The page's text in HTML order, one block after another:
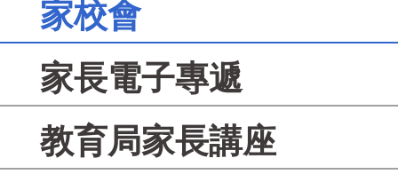
家校會
家長電子專遞
教育局家長講座